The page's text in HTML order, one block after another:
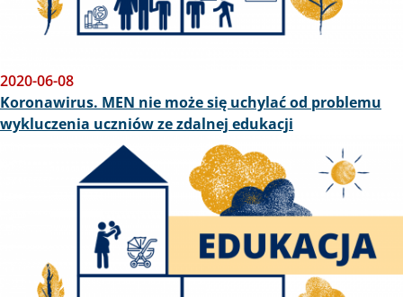
2020-06-08
Koronawirus. MEN nie może się uchylać od problemu
wykluczenia uczniów ze zdalnej edukacji